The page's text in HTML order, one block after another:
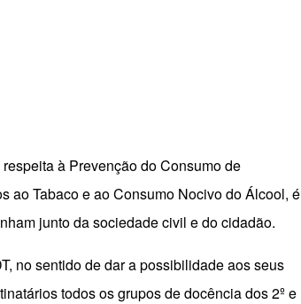
à Prevenção do Consumo de
ao Tabaco e ao Consumo Nocivo do Álcool, é
junto da sociedade civil e do cidadão.
no sentido de dar a possibilidade aos seus
todos os grupos de docência dos 2º e